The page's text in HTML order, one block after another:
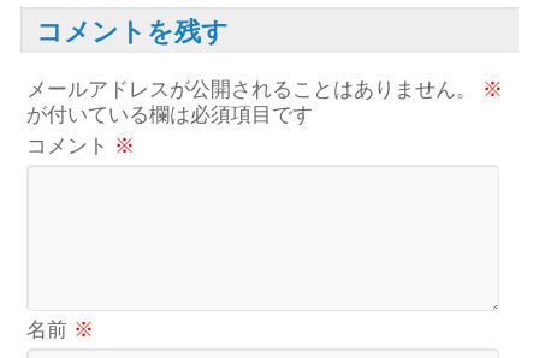
コメントを残す
メールアドレスが公開されることはありません。
※
が付いている欄は必須項目です
コメント ※
名前 ※